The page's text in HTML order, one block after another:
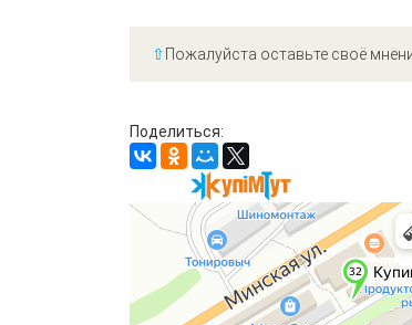
⇧ Пожалуйста оставьте своё
Поделиться: